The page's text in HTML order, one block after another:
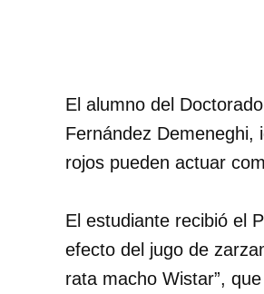
El alumno del
Fernández Demeneghi,
rojos pueden actuar
El estudiante recibió el
efecto del jugo de
rata macho Wistar”,